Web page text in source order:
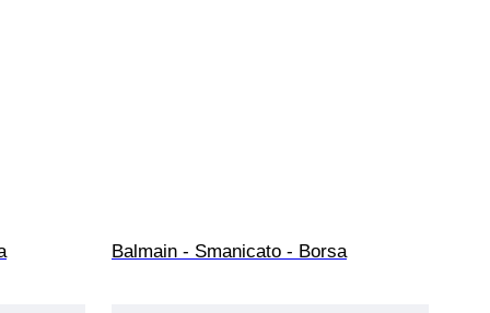
Balmain - Smanicato - Borsa